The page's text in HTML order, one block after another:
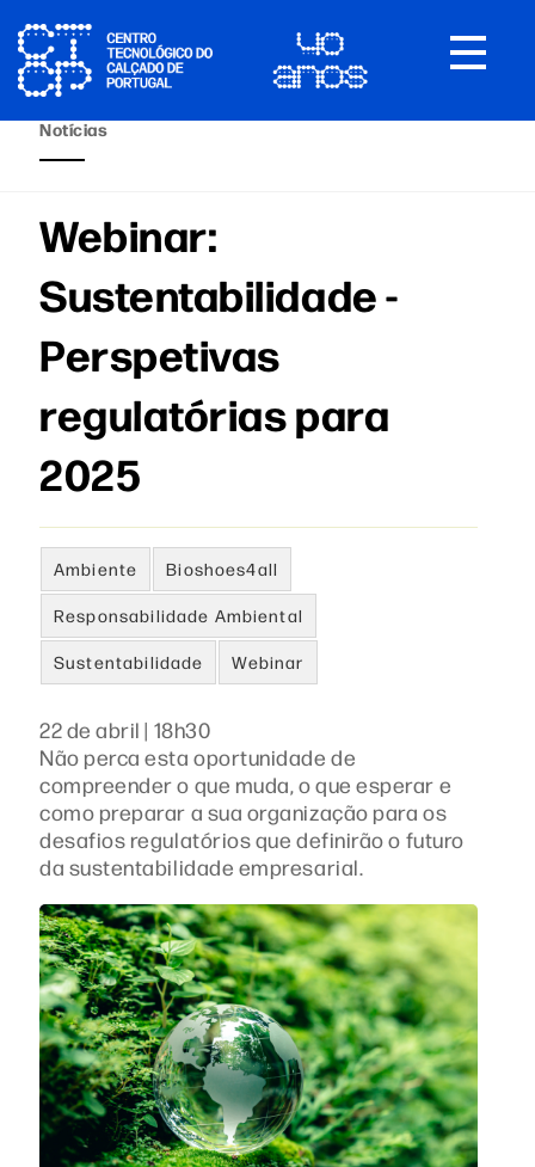
Toggle
Notícias
Webinar:
Sustentabilidade -
Perspetivas
regulatórias para
2025
Ambiente Bioshoes4all
Responsabilidade Ambiental
Sustentabilidade Webinar
22 de abril | 18h30
Não perca esta oportunidade de
compreender o que muda, o que esperar e
como preparar a sua organização para os
desafios regulatórios que definirão o futuro
da sustentabilidade empresarial.